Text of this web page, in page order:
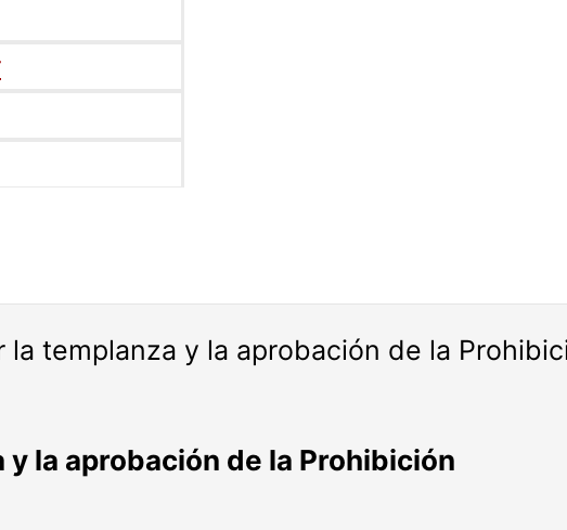
la templanza y la aprobación de la
la aprobación de la Prohibición